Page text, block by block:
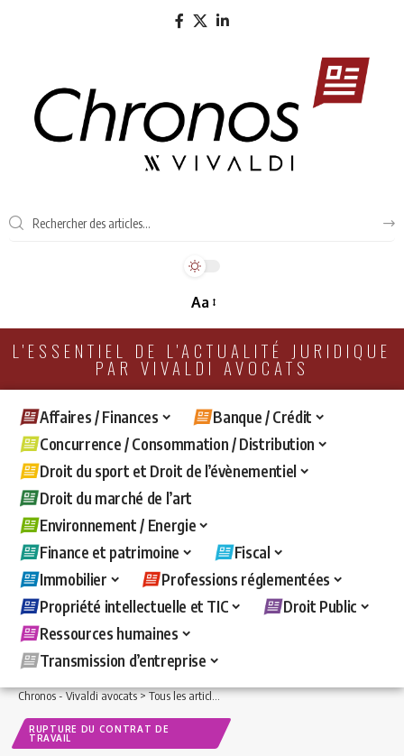
Aa
L'ESSENTIEL DE L'ACTUALITÉ JURIDIQUE
PAR VIVALDI AVOCATS
Affaires / Finances
Banque / Crédit
Concurrence / Consommation / Distribution
Droit du sport et Droit de l’évènementiel
Droit du marché de l’art
Environnement / Energie
Finance et patrimoine
Fiscal
Immobilier
Professions réglementées
Propriété intellectuelle et TIC
Droit Public
Ressources humaines
Transmission d’entreprise
Chronos - Vivaldi avocats>Tous les articles >Ressources humaines>Rupture
RUPTURE DU CONTRAT DE
TRAVAIL